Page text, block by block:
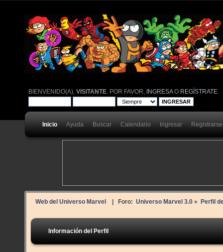
BIENVENIDO(A),VISITANTE . POR FAVOR, INGRESAO REGÍSTRATE
Inicio Ayuda Buscar Calendario Ingresar Registrarse
Web del Universo Marvel | Foro: Universo Marvel 3.0» Perfil
Información del Perfil